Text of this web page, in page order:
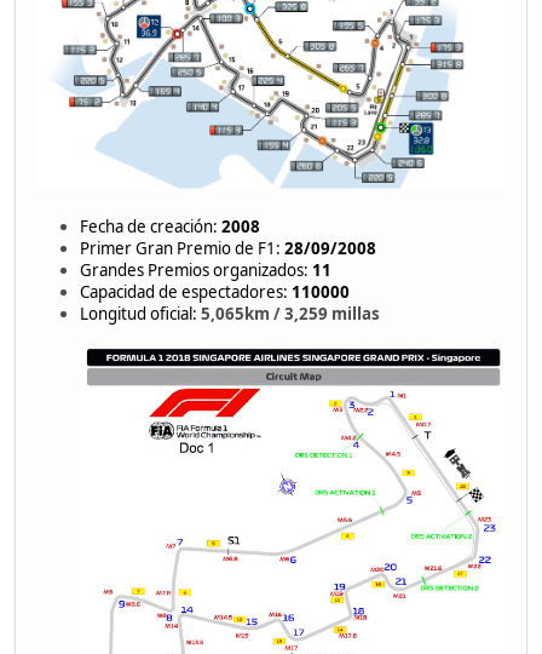
Fecha de creación: 2008
Primer Gran Premio de F1: 28/09/2008
Grandes Premios organizados: 11
Capacidad de espectadores: 110000
Longitud oficial: 5,065km / 3,259 millas